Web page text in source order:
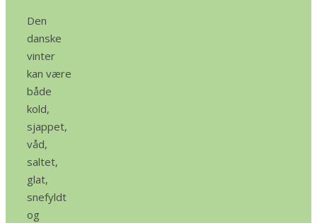
Den
danske
vinter
kan være
både
kold,
sjappet,
våd,
saltet,
glat,
snefyldt
og